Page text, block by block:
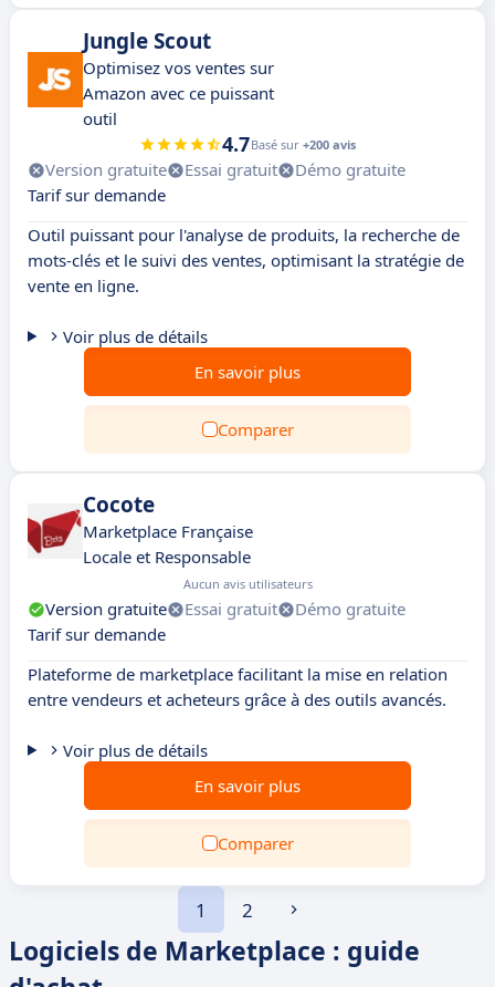
Jungle Scout
Optimisez vos ventes sur
Amazon avec ce puissant
outil
4.7Basé sur +200 avis
Version gratuite Essai gratuit
Démo gratuite
Tarif sur demande
Outil puissant pour l'analyse de produits, la recherche de
mots-clés et le suivi des ventes, optimisant la stratégie de
vente en ligne.
Voir plus de détails
En savoir plus
Comparer
Cocote
Marketplace Française
Locale et Responsable
Aucun avis utilisateurs
Version gratuite Essai gratuit
Démo gratuite
Tarif sur demande
Plateforme de marketplace facilitant la mise en relation
entre vendeurs et acheteurs grâce à des outils avancés.
Voir plus de détails
En savoir plus
Comparer
1 2
Logiciels de Marketplace : guide